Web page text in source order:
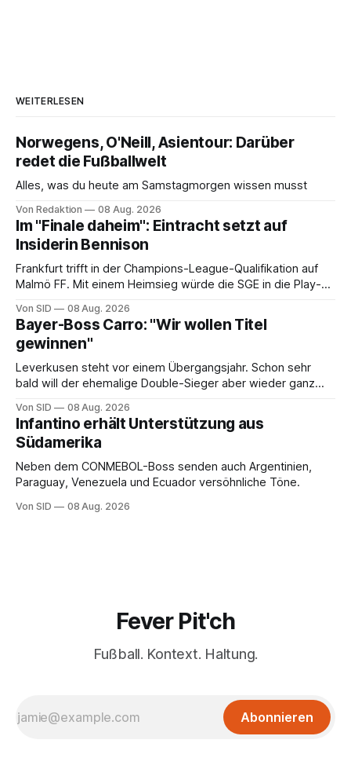
WEITERLESEN
Norwegens, O'Neill, Asientour: Darüber
redet die Fußballwelt
Alles, was du heute am Samstagmorgen wissen musst
Von Redaktion 08 Aug. 2026
Im "Finale daheim": Eintracht setzt auf
Insiderin Bennison
Frankfurt trifft in der Champions-League-Qualifikation auf
Malmö FF. Mit einem Heimsieg würde die SGE in die Play-
Von SID 08 Aug. 2026
Bayer-Boss Carro: "Wir wollen Titel
gewinnen"
Leverkusen steht vor einem Übergangsjahr. Schon sehr
bald will der ehemalige Double-Sieger aber wieder ganz
Von SID 08 Aug. 2026
Infantino erhält Unterstützung aus
Südamerika
Neben dem CONMEBOL-Boss senden auch Argentinien,
Paraguay, Venezuela und Ecuador versöhnliche Töne.
Von SID 08 Aug. 2026
Fever Pit'ch
Fußball. Kontext. Haltung.
Abonnieren